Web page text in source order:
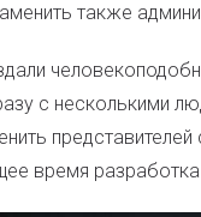
также
с несколькими
время